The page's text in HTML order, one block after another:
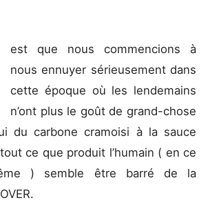
est que nous commencions à
nous ennuyer sérieusement dans
cette époque où les lendemains
n’ont plus le goût de grand-chose
du carbone cramoisi à la sauce
ce que produit l’humain ( en ce
) semble être barré de la